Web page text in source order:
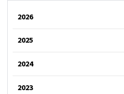
2026
2025
2024
2023